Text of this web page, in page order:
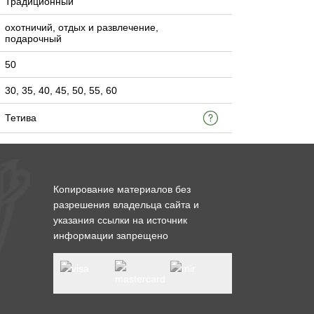
охотничий, отдых и развлечение,
подарочный
50
30, 35, 40, 45, 50, 55, 60
Тетива
Копирование материалов без
разрешения владельца сайта и
указания ссылки на источник
информации запрещено